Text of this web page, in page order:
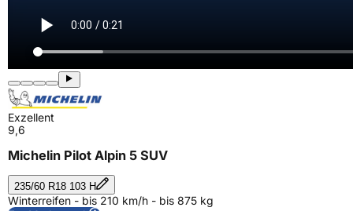
Exzellent
9,6
Michelin Pilot Alpin 5 SUV
235/60 R18 103 H
Winterreifen - bis 210 km/h - bis 875 kg